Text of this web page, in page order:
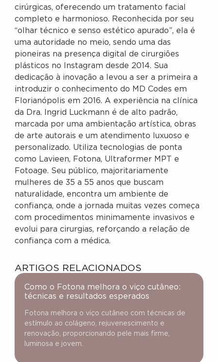
cirúrgicas, oferecendo um tratamento facial
completo e harmonioso. Reconhecida por seu
“olhar técnico e senso estético apurado”, ela é
uma autoridade no meio, sendo uma das
pioneiras na presença digital de cirurgiões
plásticos no Instagram desde 2014. Sua
dedicação à inovação a levou a ser a primeira a
introduzir o conhecimento do MD Codes em
Florianópolis em 2016. A experiência na clínica
da Dra. Ingrid Luckmann é de alto padrão,
marcada por uma ambientação artística, obras
de arte autorais e um atendimento luxuoso e
personalizado. Utiliza tecnologias de ponta
como Lavieen, Fotona, Ultraformer MPT e
Fotoage. Seu público, majoritariamente
mulheres de 35 a 55 anos que buscam
naturalidade, encontra um ambiente de
confiança, onde a jornada muitas vezes começa
com procedimentos minimamente invasivos e
evolui para cirurgias, reforçando a relação de
confiança com a médica.
ARTIGOS RELACIONADOS
Como o Fotona melhora o viço cutâneo:
técnicas e resultados esperados
Fotona melhora o viço cutâneo com técnicas de
estímulo ao colágeno, rejuvenescimento e
renovação, proporcionando pele mais firme,
luminosa e jovem.